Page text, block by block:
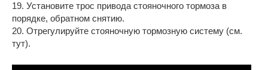
19. Установите трос привода стояночного тормоза в
порядке, обратном снятию.
20. Отрегулируйте стояночную тормозную систему (см.
тут).